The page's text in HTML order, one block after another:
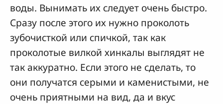
воды. Вынимать их следует очень быстро.
Сразу после этого их нужно проколоть
зубочисткой или спичкой, так как
проколотые вилкой хинкалы выглядят не
так аккуратно. Если этого не сделать, то
они получатся серыми и каменистыми, не
очень приятными на вид, да и вкус